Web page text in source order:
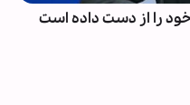
را از دست داده است